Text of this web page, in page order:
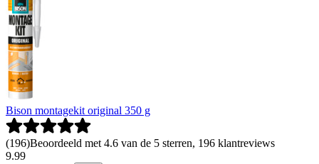
Bison montagekit original 350 g
(196)Beoordeeld met 4.6 van de 5 sterren, 196 klantreviews
9.99